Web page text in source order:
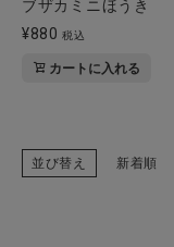
ブザカミニほうき
¥880 税込
カートに入れる
並び替え 新着順